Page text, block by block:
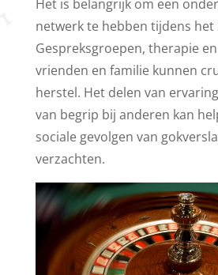
Het is belangrijk om een
netwerk te hebben tijdens
Gespreksgroepen, therapie
vrienden en familie kunnen
herstel. Het delen van
van begrip bij anderen kan
sociale gevolgen van
verzachten.